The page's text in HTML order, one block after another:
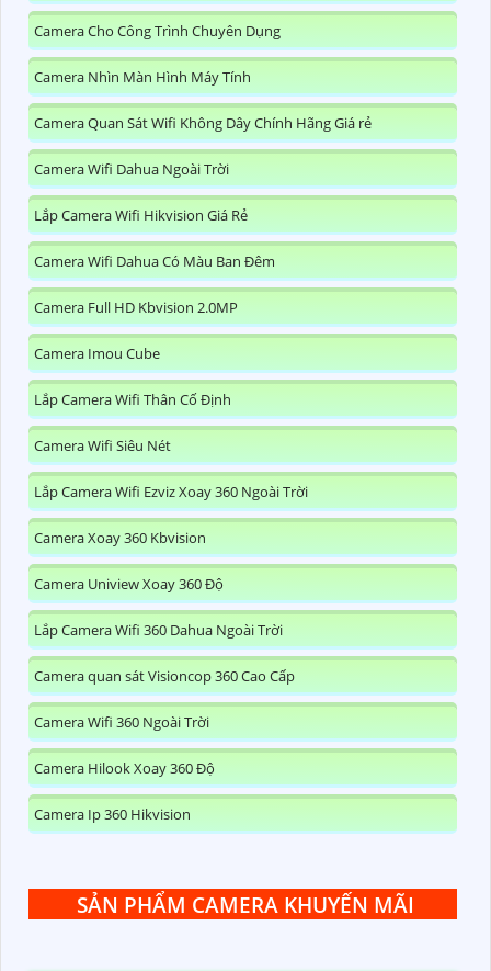
Camera Cho Công Trình Chuyên Dụng
Camera Nhìn Màn Hình Máy Tính
Camera Quan Sát Wifi Không Dây Chính Hãng Giá rẻ
Camera Wifi Dahua Ngoài Trời
Lắp Camera Wifi Hikvision Giá Rẻ
Camera Wifi Dahua Có Màu Ban Đêm
Camera Full HD Kbvision 2.0MP
Camera Imou Cube
Lắp Camera Wifi Thân Cố Định
Camera Wifi Siêu Nét
Lắp Camera Wifi Ezviz Xoay 360 Ngoài Trời
Camera Xoay 360 Kbvision
Camera Uniview Xoay 360 Độ
Lắp Camera Wifi 360 Dahua Ngoài Trời
Camera quan sát Visioncop 360 Cao Cấp
Camera Wifi 360 Ngoài Trời
Camera Hilook Xoay 360 Độ
Camera Ip 360 Hikvision
SẢN PHẨM CAMERA KHUYẾN MÃI